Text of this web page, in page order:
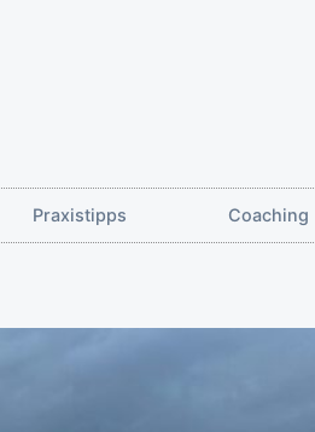
Praxistipps Coaching